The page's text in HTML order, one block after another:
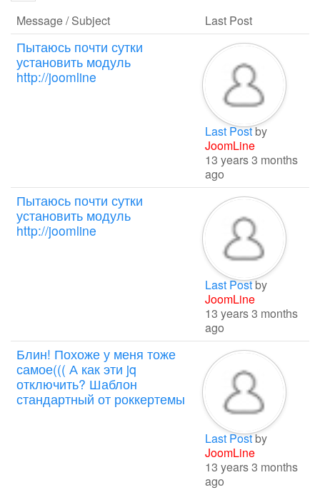
Message / Subject
Last Post
Пытаюсь почти сутки
установить модуль
http://joomline
Last Postby
JoomLine
13 years 3 months
ago
Пытаюсь почти сутки
установить модуль
http://joomline
Last Postby
JoomLine
13 years 3 months
ago
Блин! Похоже у меня тоже
самое((( А как эти jq
отключить? Шаблон
стандартный от роккертемы
Last Postby
JoomLine
13 years 3 months
ago